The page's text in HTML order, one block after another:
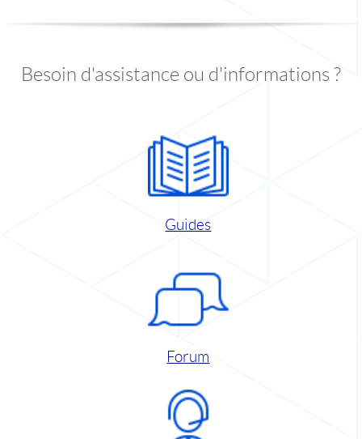
Besoin d'assistance ou d'informations ?
Guides
Forum